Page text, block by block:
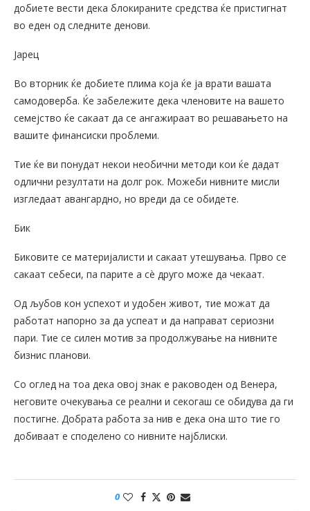
добиете вести дека блокираните средства ќе пристигнат
во еден од следните денови.
Јарец
Во вторник ќе добиете плима која ќе ја врати вашата
самодоверба. Ќе забележите дека членовите на вашето
семејство ќе сакаат да се ангажираат во решавањето на
вашите финансиски проблеми.
Тие ќе ви понудат некои необични методи кои ќе дадат
одлични резултати на долг рок. Можеби нивните мисли
изгледаат авангардно, но вреди да се обидете.
Бик
Биковите се материјалисти и сакаат утешувања. Прво се
сакаат себеси, па парите а сè друго може да чекаат.
Од љубов кон успехот и удобен живот, тие можат да
работат напорно за да успеат и да направат сериозни
пари. Тие се силен мотив за продолжување на нивните
бизнис планови.
Со оглед на тоа дека овој знак е раководен од Венера,
неговите очекувања се реални и секогаш се обидува да ги
постигне. Добрата работа за нив е дека она што тие го
добиваат е споделено со нивните најблиски.
0